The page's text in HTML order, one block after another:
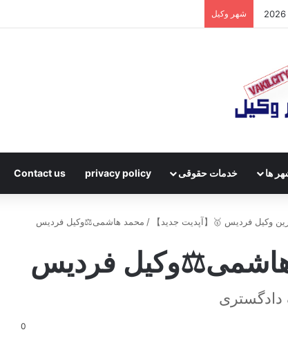
شهر وکیل
ها خدمات حقوقی privacy policy
Contact us
/ محمد هاشمی⚖️وکیل فردیس
فردیس
دادگستری
0